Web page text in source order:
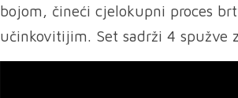
bojom, čineći cjelokupni proces
učinkovitijim. Set sadrži 4 spužve